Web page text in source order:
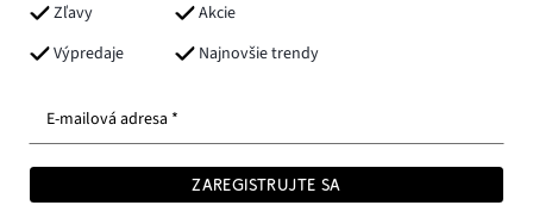
Zľavy
Akcie
Výpredaje
Najnovšie trendy
E-mailová adresa *
ZAREGISTRUJTE SA